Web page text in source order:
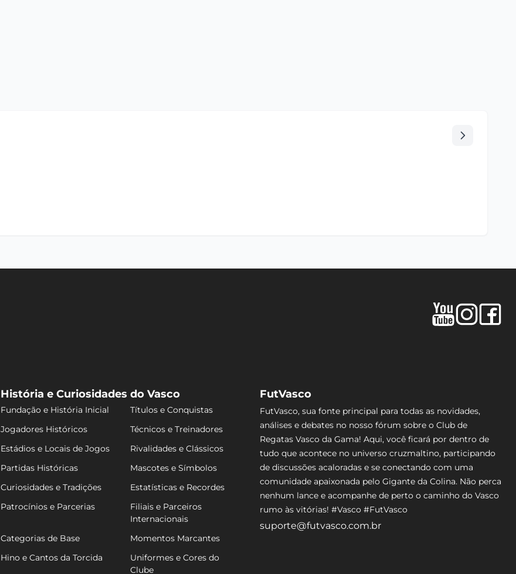
História e Curiosidades do Vasco
Fundação e História Inicial
Títulos e Conquistas
Jogadores Históricos
Técnicos e Treinadores
Estádios e Locais de Jogos
Rivalidades e Clássicos
Partidas Históricas
Mascotes e Símbolos
Curiosidades e Tradições
Estatísticas e Recordes
Patrocínios e Parcerias
Filiais e Parceiros
Internacionais
Categorias de Base
Momentos Marcantes
Hino e Cantos da Torcida
Uniformes e Cores do
Clube
FutVasco
FutVasco, sua fonte principal para todas as novidades,
análises e debates no nosso fórum sobre o Club de
Regatas Vasco da Gama! Aqui, você ficará por dentro de
tudo que acontece no universo cruzmaltino, participando
de discussões acaloradas e se conectando com uma
comunidade apaixonada pelo Gigante da Colina. Não perca
nenhum lance e acompanhe de perto o caminho do Vasco
rumo às vitórias! #Vasco #FutVasco
suporte@futvasco.com.br